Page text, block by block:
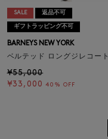
SALE 返品不可
ギフトラッピング不可
BARNEYS NEW YORK
ベルテッド ロングジレコート
¥55,000
¥33,000 40% OFF